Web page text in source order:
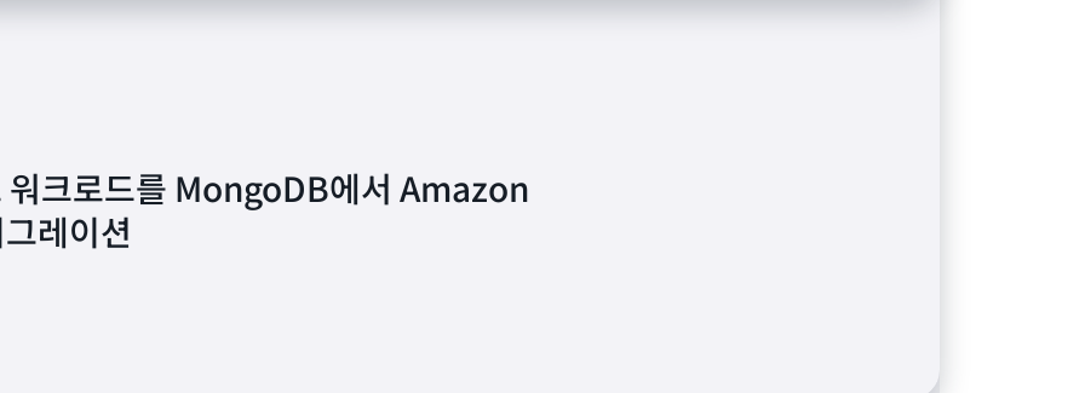
크로드를 MongoDB에서 Amazon
레이션
이터 및 비디오를 가속화하고 11일
혁신 기능 출시